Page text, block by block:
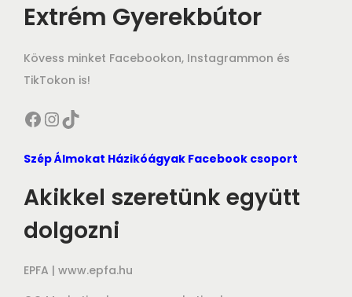
Extrém Gyerekbútor
Kövess minket Facebookon, Instagrammon és
TikTokon is!
Facebook InstagramTikTok
Szép Álmokat Házikóágyak Facebook csoport
Akikkel szeretünk együtt
dolgozni
EPFA | www.epfa.hu